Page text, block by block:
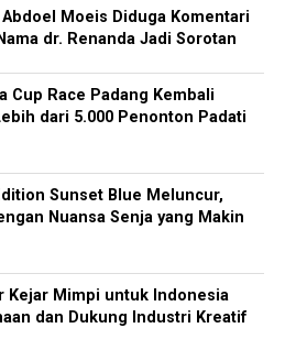
Moeis Diduga Komentari
dr. Renanda Jadi Sorotan
Cup Race Padang Kembali
dari 5.000 Penonton Padati
Sunset Blue Meluncur,
Nuansa Senja yang Makin
Kejar Mimpi untuk Indonesia
dan Dukung Industri Kreatif